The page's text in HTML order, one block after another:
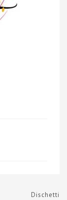
Dischetti